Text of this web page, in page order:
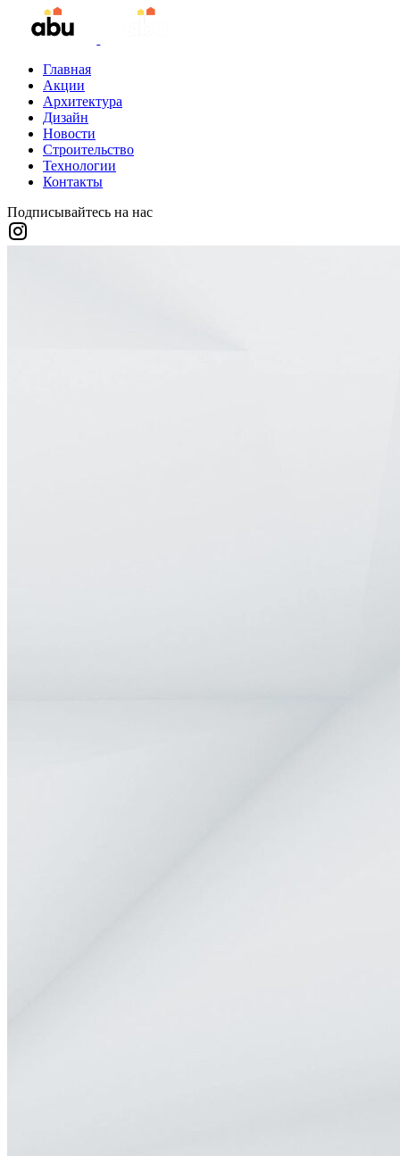
Главная
Акции
Архитектура
Дизайн
Новости
Строительство
Технологии
Контакты
Подписывайтесь на нас